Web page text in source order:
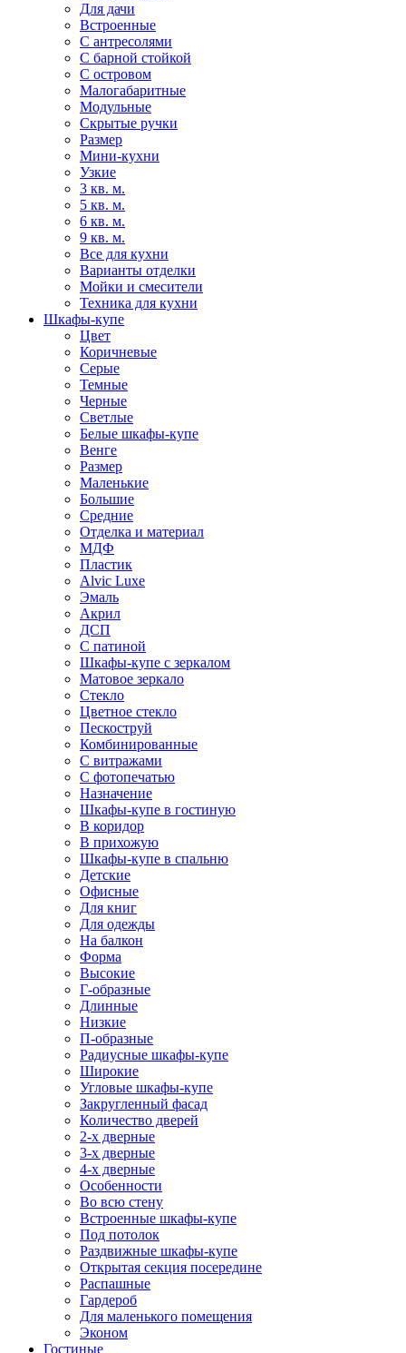
Для дачи
Встроенные
С антресолями
С барной стойкой
С островом
Малогабаритные
Модульные
Скрытые ручки
Размер
Мини-кухни
Узкие
3 кв. м.
5 кв. м.
6 кв. м.
9 кв. м.
Все для кухни
Варианты отделки
Мойки и смесители
Техника для кухни
Шкафы-купе
Цвет
Коричневые
Серые
Темные
Черные
Светлые
Белые шкафы-купе
Венге
Размер
Маленькие
Большие
Средние
Отделка и материал
МДФ
Пластик
Alvic Luxe
Эмаль
Акрил
ДСП
С патиной
Шкафы-купе с зеркалом
Матовое зеркало
Стекло
Цветное стекло
Пескоструй
Комбинированные
С витражами
С фотопечатью
Назначение
Шкафы-купе в гостиную
В коридор
В прихожую
Шкафы-купе в спальню
Детские
Офисные
Для книг
Для одежды
На балкон
Форма
Высокие
Г-образные
Длинные
Низкие
П-образные
Радиусные шкафы-купе
Широкие
Угловые шкафы-купе
Закругленный фасад
Количество дверей
2-х дверные
3-х дверные
4-х дверные
Особенности
Во всю стену
Встроенные шкафы-купе
Под потолок
Раздвижные шкафы-купе
Открытая секция посередине
Распашные
Гардероб
Для маленького помещения
Эконом
Гостиные